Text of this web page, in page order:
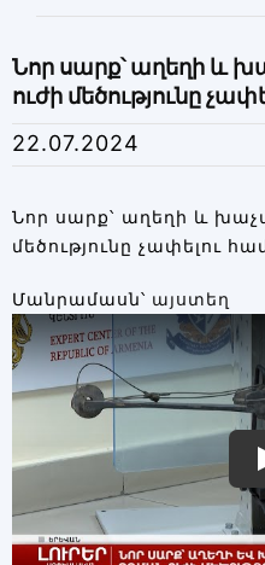
Նոր սարք՝ աղեղի և
ուժի մեծությունը
22.07.2024
Նոր սարք՝ աղեղի և
մեծությունը չափելու
Մանրամասն՝ այստեղ